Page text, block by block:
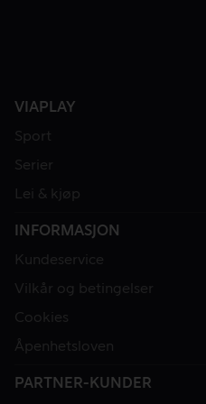
VIAPLAY
Sport
Serier
Lei & kjøp
INFORMASJON
Kundeservice
Vilkår og betingelser
Cookies
Åpenhetsloven
PARTNER-KUNDER